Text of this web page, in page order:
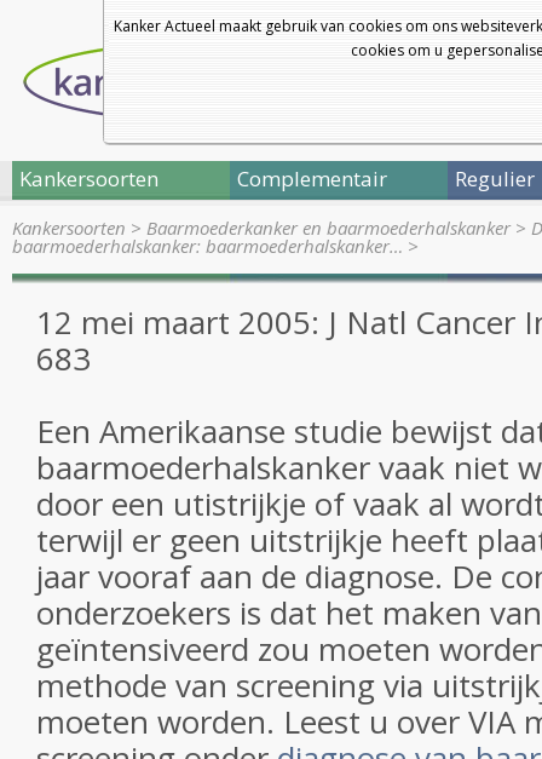
Kanker Actueel maakt gebruik van cookies om ons
cookies om u
Kankersoorten Complementair Regulier
Kankersoorten > Baarmoederkanker en baarmoederhalskanker>
baarmoederhalskanker: baarmoederhalskanker… >
12 mei maart 2005: J Natl Cancer
683
Een Amerikaanse studie bewijst
baarmoederhalskanker vaak niet
door een utistrijkje of vaak al
terwijl er geen uitstrijkje heeft
jaar vooraf aan de diagnose. De
onderzoekers is dat het maken
geïntensiveerd zou moeten
methode van screening via
moeten worden. Leest u over VIA